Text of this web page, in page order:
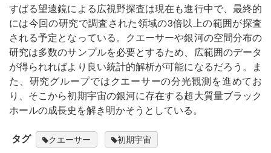
すばる望遠鏡による広視野探査は現在も進行中で、最終的
には今回の研究で調査された領域の3倍以上の範囲が探査
される予定となっている。クエーサーや銀河の空間分布の
研究は多数のサンプルを必要とするため、広範囲のデータ
が得られればより良い統計的解析が可能になるだろう。ま
た、研究グループではクエーサーの分光観測を進めてお
り、そこから初期宇宙の銀河に存在する超大質量ブラック
ホールの成長史を解き明かそうとしている。
タグ クエーサー 初期宇宙